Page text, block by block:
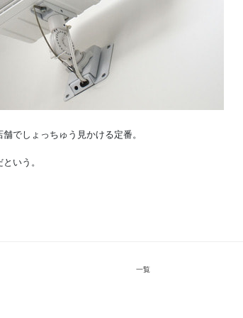
でしょっちゅう見かける定番。
いう。
一覧